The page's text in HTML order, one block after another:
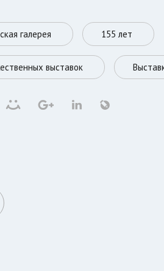
галерея 155 лет
выставок